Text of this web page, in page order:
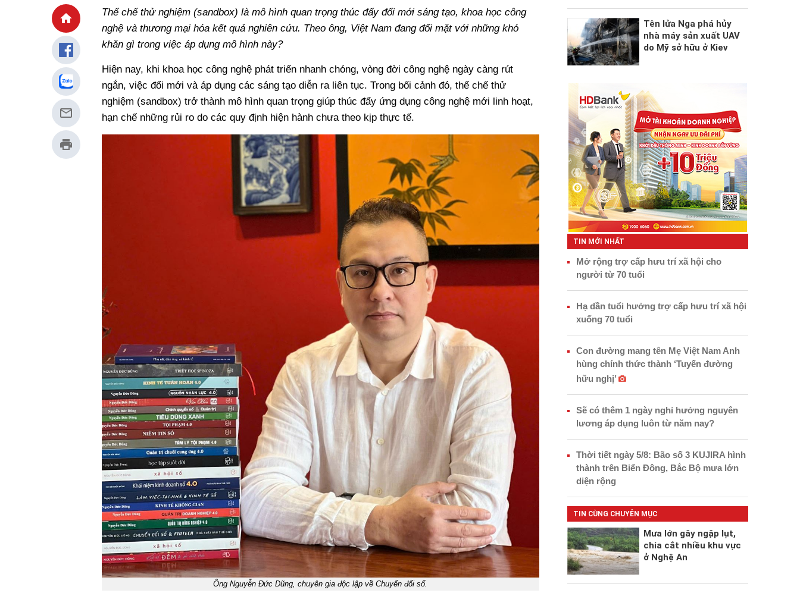
Thể chế thử nghiệm (sandbox) là mô hình quan trọng thúc đẩy đổi mới sáng tạo, khoa học công
nghệ và thương mại hóa kết quả nghiên cứu. Theo ông, Việt Nam đang đối mặt với những khó
khăn gì trong việc áp dụng mô hình này?
Hiện nay, khi khoa học công nghệ phát triển nhanh chóng, vòng đời công nghệ ngày càng rút
ngắn, việc đổi mới và áp dụng các sáng tạo diễn ra liên tục. Trong bối cảnh đó, thể chế thử
nghiệm (sandbox) trở thành mô hình quan trọng giúp thúc đẩy ứng dụng công nghệ mới linh hoạt,
hạn chế những rủi ro do các quy định hiện hành chưa theo kịp thực tế.
Ông Nguyễn Đức Dũng, chuyên gia độc lập về Chuyển đổi số.
Tên lửa Nga phá hủy
nhà máy sản xuất UAV
do Mỹ sở hữu ở Kiev
TIN MỚI NHẤT
Mở rộng trợ cấp hưu trí xã hội cho
người từ 70 tuổi
Hạ dần tuổi hưởng trợ cấp hưu trí xã hội
xuống 70 tuổi
Con đường mang tên Mẹ Việt Nam Anh
hùng chính thức thành ‘Tuyến đường
hữu nghị’
Sẽ có thêm 1 ngày nghỉ hưởng nguyên
lương áp dụng luôn từ năm nay?
Thời tiết ngày 5/8: Bão số 3 KUJIRA hình
thành trên Biển Đông, Bắc Bộ mưa lớn
diện rộng
TIN CÙNG CHUYÊN MỤC
Mưa lớn gây ngập lụt,
chia cắt nhiều khu vực
ở Nghệ An